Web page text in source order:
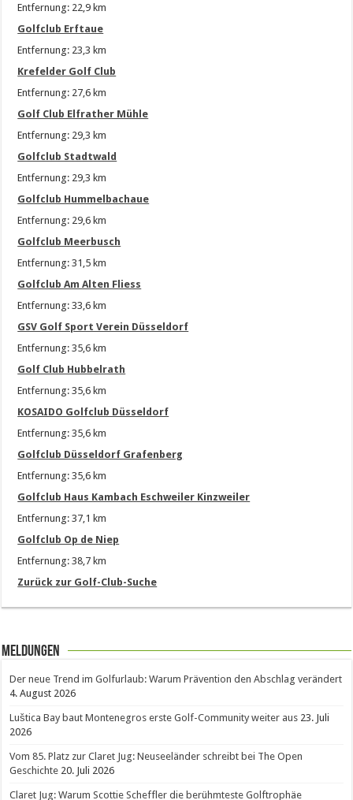
Entfernung: 22,9 km
Golfclub Erftaue
Entfernung: 23,3 km
Krefelder Golf Club
Entfernung: 27,6 km
Golf Club Elfrather Mühle
Entfernung: 29,3 km
Golfclub Stadtwald
Entfernung: 29,3 km
Golfclub Hummelbachaue
Entfernung: 29,6 km
Golfclub Meerbusch
Entfernung: 31,5 km
Golfclub Am Alten Fliess
Entfernung: 33,6 km
GSV Golf Sport Verein Düsseldorf
Entfernung: 35,6 km
Golf Club Hubbelrath
Entfernung: 35,6 km
KOSAIDO Golfclub Düsseldorf
Entfernung: 35,6 km
Golfclub Düsseldorf Grafenberg
Entfernung: 35,6 km
Golfclub Haus Kambach Eschweiler Kinzweiler
Entfernung: 37,1 km
Golfclub Op de Niep
Entfernung: 38,7 km
Zurück zur Golf-Club-Suche
Meldungen
Der neue Trend im Golfurlaub: Warum Prävention den Abschlag verändert
4. August 2026
Luštica Bay baut Montenegros erste Golf-Community weiter aus 23. Juli
2026
Vom 85. Platz zur Claret Jug: Neuseeländer schreibt bei The Open
Geschichte 20. Juli 2026
Claret Jug: Warum Scottie Scheffler die berühmteste Golftrophäe